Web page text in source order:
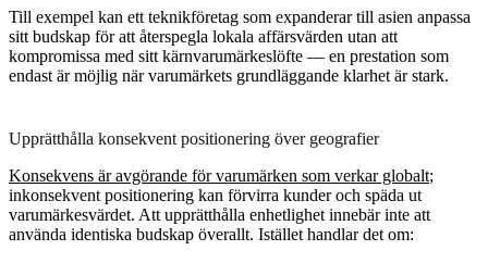
Till exempel kan ett teknikföretag som expanderar till asien anpassa
sitt budskap för att återspegla lokala affärsvärden utan att
kompromissa med sitt kärnvarumärkeslöfte — en prestation som
endast är möjlig när varumärkets grundläggande klarhet är stark.
Upprätthålla konsekvent positionering över geografier
Konsekvens är avgörande för varumärken som verkar globalt;
inkonsekvent positionering kan förvirra kunder och späda ut
varumärkesvärdet. Att upprätthålla enhetlighet innebär inte att
använda identiska budskap överallt. Istället handlar det om: